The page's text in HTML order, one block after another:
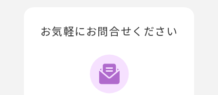
お気軽にお問合せください